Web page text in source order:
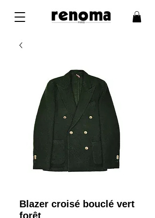
Blazer croisé bouclé vert
forêt